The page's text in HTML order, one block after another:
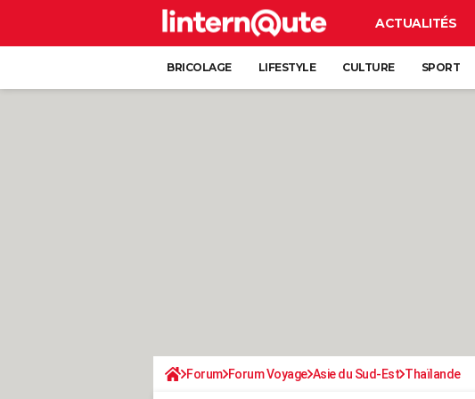
ACTUALITÉS
BRICOLAGE LIFESTYLE CULTURE SPORT
Forum Forum Voyage Asie du Sud-Est Thaïlande